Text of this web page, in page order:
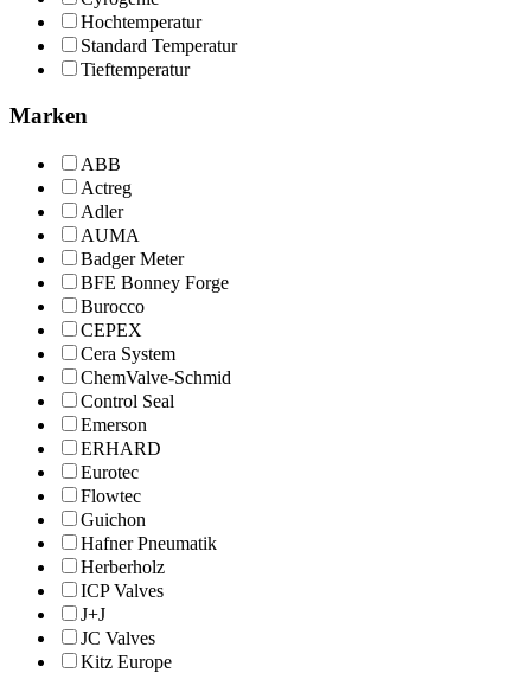
Hochtemperatur
Standard Temperatur
Tieftemperatur
Marken
ABB
Actreg
Adler
AUMA
Badger Meter
BFE Bonney Forge
Burocco
CEPEX
Cera System
ChemValve-Schmid
Control Seal
Emerson
ERHARD
Eurotec
Flowtec
Guichon
Hafner Pneumatik
Herberholz
ICP Valves
J+J
JC Valves
Kitz Europe